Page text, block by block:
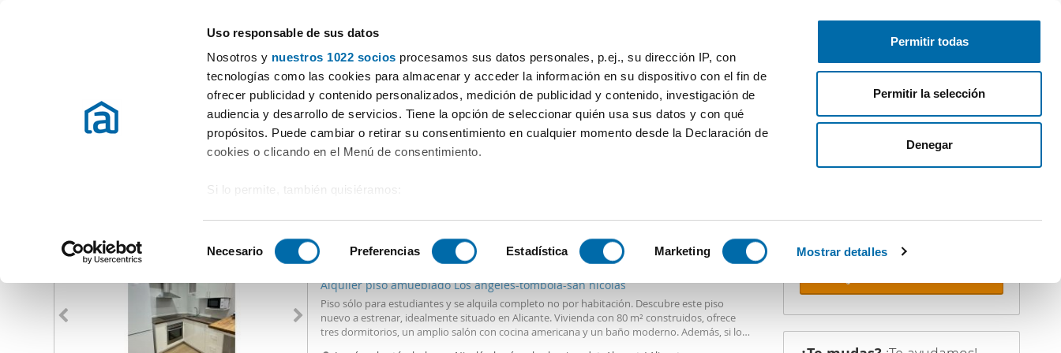
Uso responsable de sus datos
Nosotros y nuestros 1022 socios procesamos sus datos personales, p.ej., su dirección IP, con
tecnologías como las cookies para almacenar y acceder la información en su dispositivo con el fin de
ofrecer publicidad y contenido personalizados, medición de publicidad y contenido, investigación de
audiencia y desarrollo de servicios. Tiene la opción de seleccionar quién usa sus datos y con qué
propósitos. Puede cambiar o retirar su consentimiento en cualquier momento desde la Declaración de
cookies o clicando en el Menú de consentimiento.
Si lo permite, también quisiéramos:
Identificar su dispositivo analizándolo activamente para buscar características específicas (huellas
Obtenga más información sobre cómo se procesan sus datos personales y establezca sus
preferencias en la
sección de datos. Puede cambiar o retirar su consentimiento en cualquier momento
en la Declaración de cookies.
e
e
c
c
Necesario Preferencias Estadística Marketing Mostrar detalles
Permitir todas
Permitir la selección
Denegar
Publica gratis Inicia sesión
Habitaciones Más filtros - 1
Alquiler pisos Alicante / Alacant Alquiler Pisos Albatera
(0 viviendas)
2 3 Hab 1 Baño
Alquiler piso amueblado Los ángeles-tómbola-san nicolás
Piso sólo para estudiantes y se alquila completo no por habitación. Descubre este piso
nuevo a estrenar, idealmente situado en Alicante. Vivienda con 80 m² construidos, ofrece
tres dormitorios, un amplio salón con cocina americana y un baño moderno. Además, si lo
No dejes que te adelanten. Recibe en